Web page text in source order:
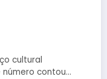
cultural
número contou…